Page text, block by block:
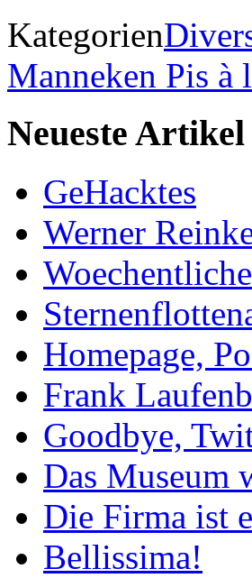
Kategorien
Manneken Pis à
Neueste Artikel
GeHacktes
Werner
Homepage,
Frank
Goodbye,
Das Museum
Die Firma ist
Bellissima!